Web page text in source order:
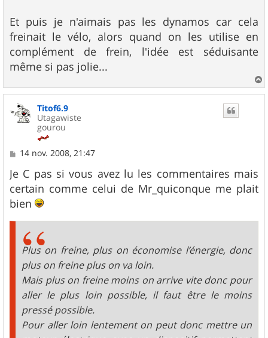
Et puis je n'aimais pas les dynamos car cela
freinait le vélo, alors quand on les utilise en
complément de frein, l'idée est séduisante
même si pas jolie...
a
Titof6.9
Utagawiste
gourou
M
s
s
a
g
e
14 nov. 2008, 21:47
Je C pas si vous avez lu les commentaires mais
certain comme celui de Mr_quiconque me plait
bien
Plus on freine, plus on économise l’énergie, donc
plus on freine plus on va loin.
Mais plus on freine moins on arrive vite donc pour
aller le plus loin possible, il faut être le moins
pressé possible.
Pour aller loin lentement on peut donc mettre un